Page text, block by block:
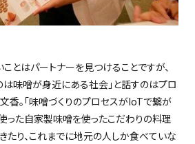
とはパートナーを見つけることですが、
味噌が身近にある社会」と話すのはプロ
香。「味噌づくりのプロセスがIoTで繋が
った自家製味噌を使ったこだわりの料理
たり、これまでに地元の人しか食べていな